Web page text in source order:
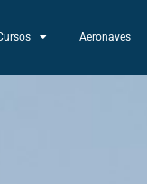
Aeronaves